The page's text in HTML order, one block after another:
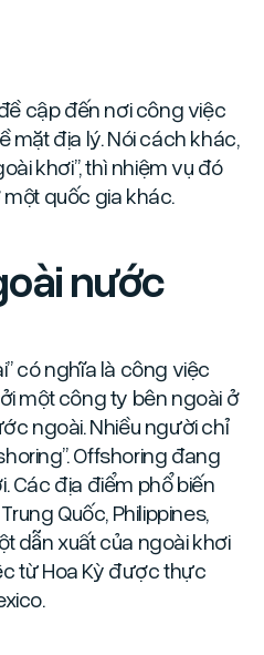
cập đến nơi công việc
địa lý. Nói cách khác,
khơi”, thì nhiệm vụ đó
quốc gia khác.
nước
có nghĩa là công việc
một công ty bên ngoài ở
ngoài. Nhiều người chỉ
Offshoring đang
Các địa điểm phổ biến
Quốc, Philippines,
dẫn xuất của ngoài khơi
từ Hoa Kỳ được thực